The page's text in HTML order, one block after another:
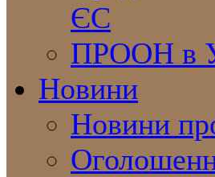
ЄС
ПРООН в
Новини
Новини